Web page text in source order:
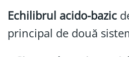
Echilibrul acido-bazic
principal de două